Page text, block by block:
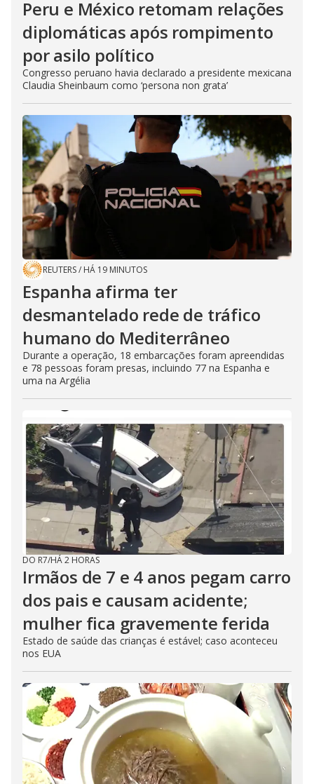
Peru e México retomam relações
diplomáticas após rompimento
por asilo político
Congresso peruano havia declarado a presidente mexicana
Claudia Sheinbaum como ‘persona non grata’
REUTERS/ HÁ 19 MINUTOS
Espanha afirma ter
desmantelado rede de tráfico
humano do Mediterrâneo
Durante a operação, 18 embarcações foram apreendidas
e 78 pessoas foram presas, incluindo 77 na Espanha e
uma na Argélia
DO R7/HÁ 2 HORAS
Irmãos de 7 e 4 anos pegam carro
dos pais e causam acidente;
mulher fica gravemente ferida
Estado de saúde das crianças é estável; caso aconteceu
nos EUA